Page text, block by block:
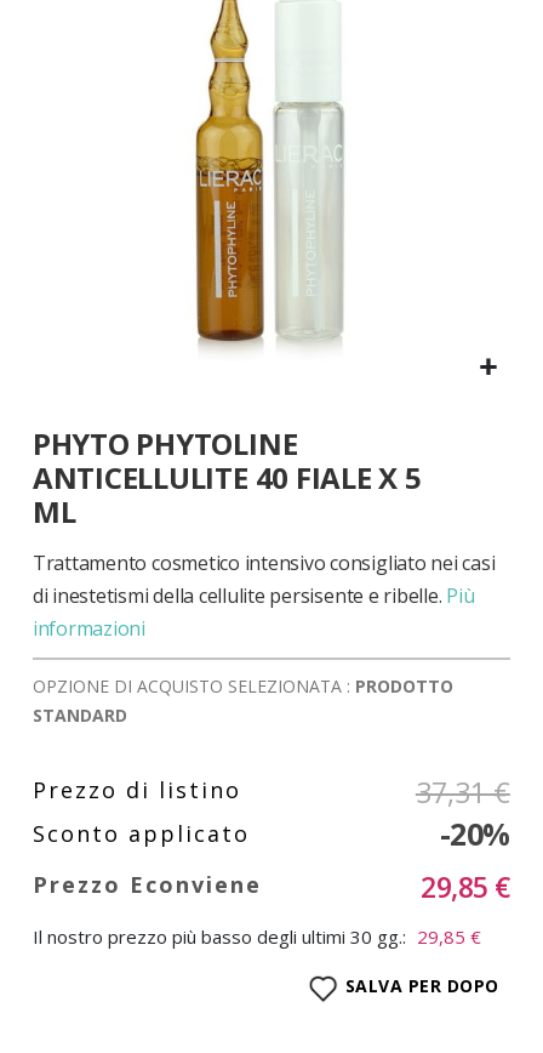
all'inizio
della
galleria
di
PHYTO PHYTOLINE
ANTICELLULITE 40 FIALE X 5
ML
Trattamento cosmetico intensivo consigliato nei casi
di inestetismi della cellulite persisente e ribelle. Più
informazioni
OPZIONE DI ACQUISTO SELEZIONATA : PRODOTTO
STANDARD
37,31 €
-20%
29,85 €
Il nostro prezzo più basso degli ultimi 30 gg.: 29,85 €
SALVA PER DOPO